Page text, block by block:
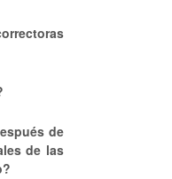
de
de las